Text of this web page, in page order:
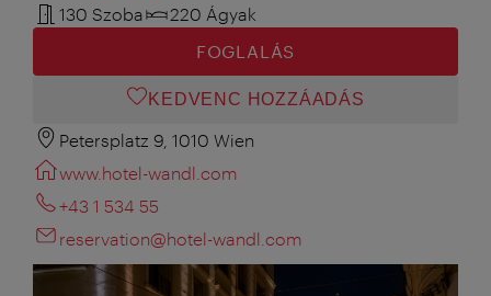
130 Szoba
220 Ágyak
FOGLALÁS
KEDVENC HOZZÁADÁS
Petersplatz 9, 1010 Wien
www.hotel-wandl.com
+43 1 534 55
reservation@hotel-wandl.com